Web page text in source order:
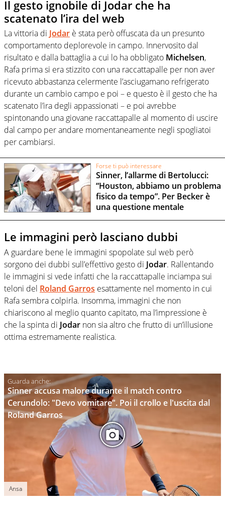
Il gesto ignobile di Jodar che ha
scatenato l’ira del web
La vittoria di Jodar è stata però offuscata da un presunto
comportamento deplorevole in campo. Innervosito dal
risultato e dalla battaglia a cui lo ha obbligato Michelsen,
Rafa prima si era stizzito con una raccattapalle per non aver
ricevuto abbastanza celermente l’asciugamano refrigerato
durante un cambio campo e poi – e questo è il gesto che ha
scatenato l’ira degli appassionati – e poi avrebbe
spintonando una giovane raccattapalle al momento di uscire
dal campo per andare momentaneamente negli spogliatoi
per cambiarsi.
Forse ti può interessare
Sinner, l’allarme di Bertolucci:
“Houston, abbiamo un problema
fisico da tempo”. Per Becker è
una questione mentale
Le immagini però lasciano dubbi
A guardare bene le immagini spopolate sul web però
sorgono dei dubbi sull’effettivo gesto di Jodar. Rallentando
le immagini si vede infatti che la raccattapalle inciampa sui
teloni del Roland Garros esattamente nel momento in cui
Rafa sembra colpirla. Insomma, immagini che non
chiariscono al meglio quanto capitato, ma l’impressione è
che la spinta di Jodar non sia altro che frutto di un’illusione
ottima estremamente realistica.
Sinner accusa malore durante il match contro
Cerundolo: "Devo vomitare". Poi il crollo e l'uscita dal
Roland Garros
Ansa